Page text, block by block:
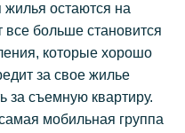
жилья остаются на
все больше становится
которые хорошо
за свое жилье
за съемную квартиру.
мобильная группа